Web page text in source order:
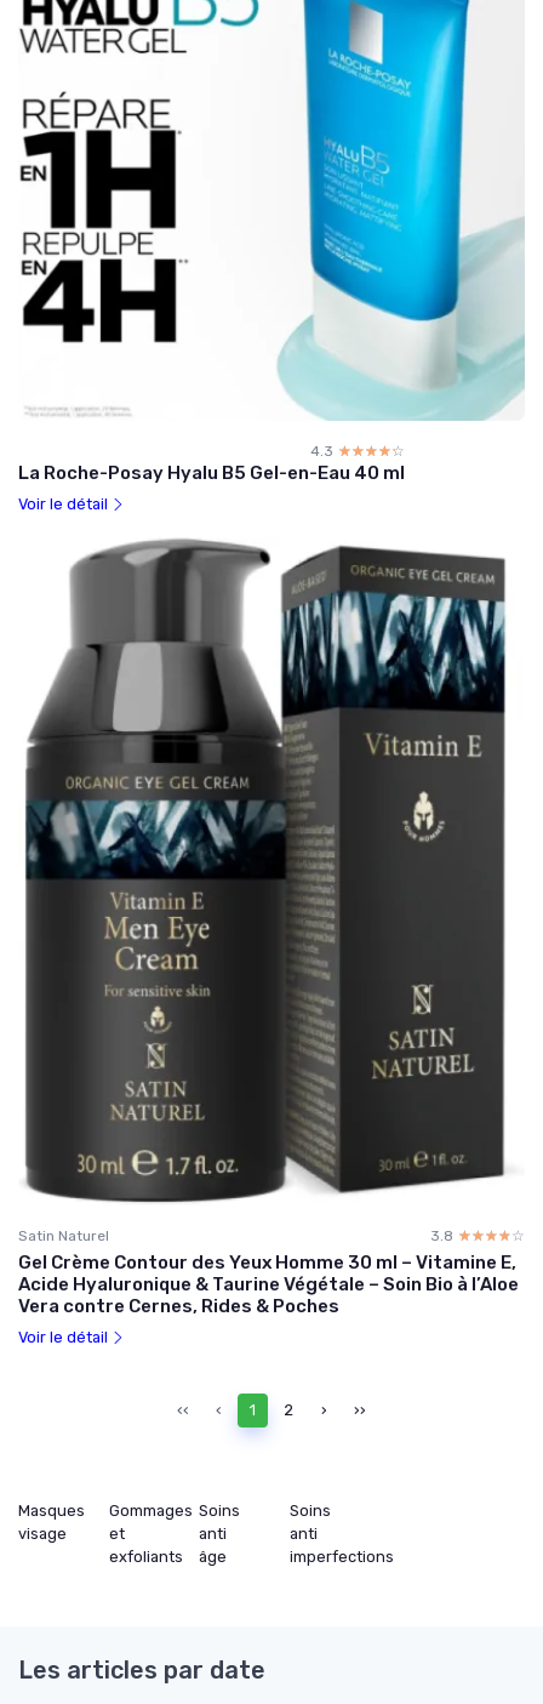
4.3 ☆☆☆☆☆
★★★★★
La Roche-Posay Hyalu B5 Gel-en-Eau 40 ml
Voir le détail
Satin Naturel 3.8 ☆☆☆☆☆
★★★★★
Gel Crème Contour des Yeux Homme 30 ml – Vitamine E,
Acide Hyaluronique & Taurine Végétale – Soin Bio à l’Aloe
Vera contre Cernes, Rides & Poches
Voir le détail
‹‹ ‹ 1 2 › ››
Masques
visage
Gommages
et
exfoliants
Soins
anti
âge
Soins
anti
imperfections
Les articles par date